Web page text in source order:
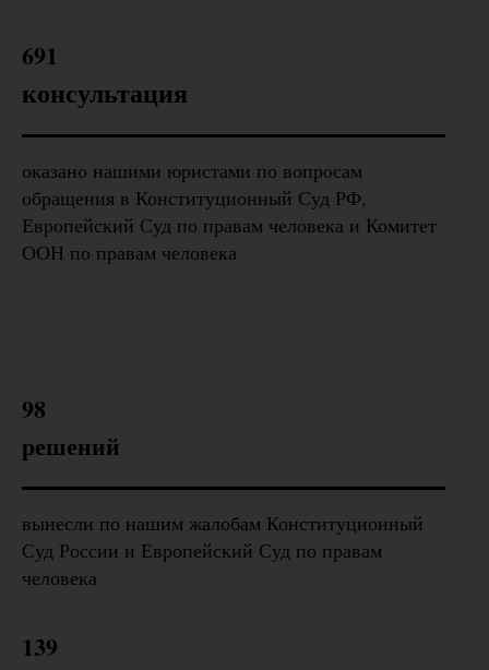
691
консультация
оказано нашими юристами по вопросам
обращения в Конституционный Суд РФ,
Европейский Суд по правам человека и Комитет
ООН по правам человека
98
решений
вынесли по нашим жалобам Конституционный
Суд России и Европейский Суд по правам
человека
139